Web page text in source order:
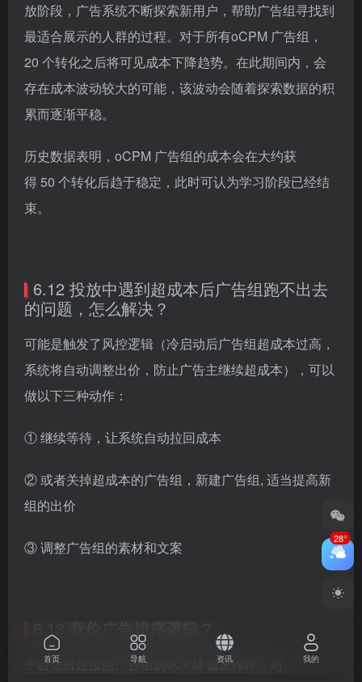
放阶段，广告系统不断探索新用户，帮助广告组寻找到
最适合展示的人群的过程。对于所有oCPM 广告组，
20 个转化之后将可见成本下降趋势。在此期间内，会
存在成本波动较大的可能，该波动会随着探索数据的积
累而逐渐平稳。
历史数据表明，oCPM 广告组的成本会在大约获
得 50 个转化后趋于稳定，此时可认为学习阶段已经结
束。
6.12 投放中遇到超成本后广告组跑不出去
的问题，怎么解决？
可能是触发了风控逻辑（冷启动后广告组超成本过高，
系统将自动调整出价，防止广告主继续超成本），可以
做以下三种动作：
① 继续等待，让系统自动拉回成本
② 或者关掉超成本的广告组，新建广告组, 适当提高新
组的出价
③ 调整广告组的素材和文案
6.13 竞价广告排序逻辑？
平台竞价是按照广告组的eCPM 值来排序，对
28°
首页 导航 资讯 我的